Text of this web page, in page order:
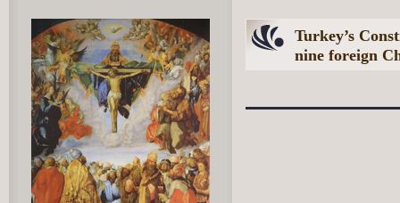
Turkey’s
nine foreign